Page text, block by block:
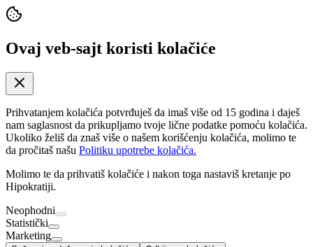
Ovaj veb-sajt koristi kolačiće
Prihvatanjem kolačića potvrđuješ da imaš više od 15 godina i daješ
nam saglasnost da prikupljamo tvoje lične podatke pomoću kolačića.
Ukoliko želiš da znaš više o našem korišćenju kolačića, molimo te
da pročitaš našu Politiku upotrebe kolačića.
Molimo te da prihvatiš kolačiće i nakon toga nastaviš kretanje po
Hipokratiji.
Neophodni
Statistički
Marketing